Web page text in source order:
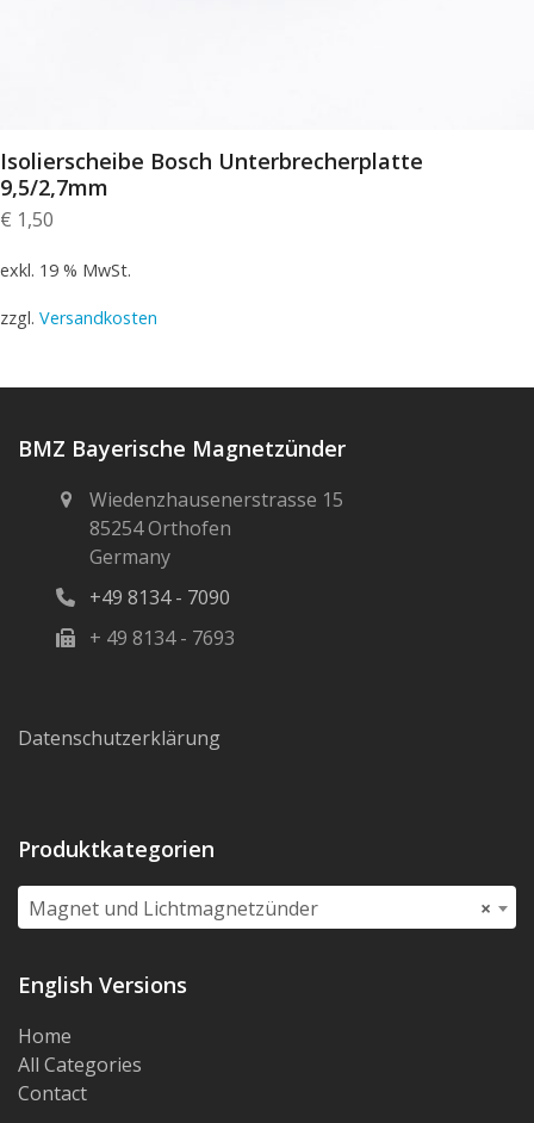
Isolierscheibe Bosch Unterbrecherplatte
9,5/2,7mm
€ 1,50
exkl. 19 % MwSt.
zzgl. Versandkosten
BMZ Bayerische Magnetzünder
Wiedenzhausenerstrasse 15
85254 Orthofen
Germany
+49 8134 - 7090
+ 49 8134 - 7693
Datenschutzerklärung
Produktkategorien
×
Magnet und Lichtmagnetzünder
English Versions
Home
All Categories
Contact